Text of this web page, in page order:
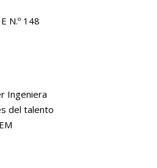
N.º 148
Ingeniera
del talento